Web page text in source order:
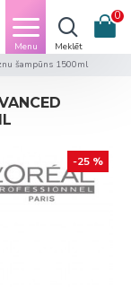
0
šampūns 1500ml
-25 %